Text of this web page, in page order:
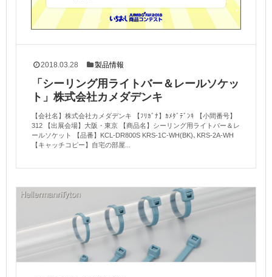
2018.03.28 製品情報
「シーリング用ライトバー＆レールソケッ
ト」株式会社カメダデンキ
【会社名】株式会社カメダデンキ 【ﾌﾘｶﾞﾅ】ｶﾒﾀﾞﾃﾞﾝｷ 【小間番号】
312 【出展会場】大阪・東京 【商品名】シーリング用ライトバー＆レ
ールソケット 【品番】KCL-DR800S KRS-1C-WH(BK)､KRS-2A-WH
【キャッチコピー】自宅の部屋...